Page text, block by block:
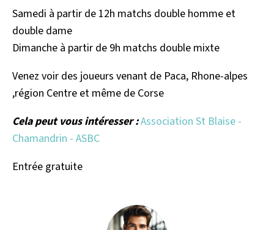
Samedi à partir de 12h matchs double homme et
double dame
Dimanche à partir de 9h matchs double mixte
Venez voir des joueurs venant de Paca, Rhone-alpes
,région Centre et même de Corse
Cela peut vous intéresser :Association St Blaise -
Chamandrin - ASBC
Entrée gratuite